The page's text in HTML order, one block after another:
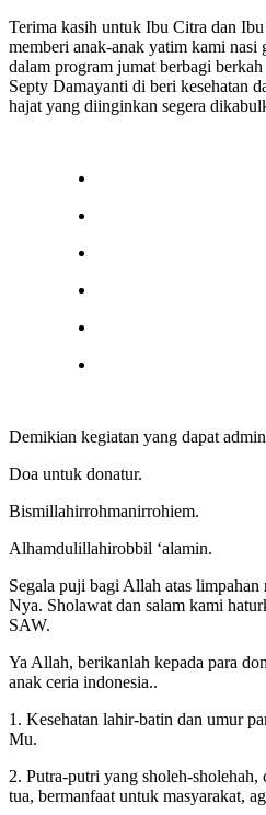
Terima kasih untuk Ibu Citra dan
memberi anak-anak yatim kami nasi
dalam program jumat berbagi
Septy Damayanti di beri kesehatan
hajat yang diinginkan segera
Demikian kegiatan yang dapat
Doa untuk donatur.
Bismillahirrohmanirrohiem.
Alhamdulillahirobbil ‘alamin.
Segala puji bagi Allah atas
Nya. Sholawat dan salam kami
SAW.
Ya Allah, berikanlah kepada para
anak ceria indonesia..
1. Kesehatan lahir-batin dan umur
Mu.
2. Putra-putri yang sholeh-sholehah,
tua, bermanfaat untuk masyarakat,